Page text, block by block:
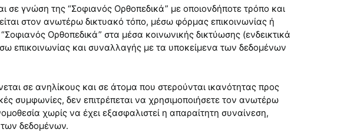
σε γνώση της “Σοφιανός Ορθοπεδικά” με οποιονδήποτε τρόπο και
στον ανωτέρω δικτυακό τόπο, μέσω φόρμας επικοινωνίας ή
Ορθοπεδικά” στα μέσα κοινωνικής δικτύωσης (ενδεικτικά
επικοινωνίας και συναλλαγής με τα υποκείμενα των δεδομένων
σε ανηλίκους και σε άτομα που στερούνται ικανότητας προς
συμφωνίες, δεν επιτρέπεται να χρησιμοποιήσετε τον ανωτέρω
χωρίς να έχει εξασφαλιστεί η απαραίτητη συναίνεση,
δεδομένων.